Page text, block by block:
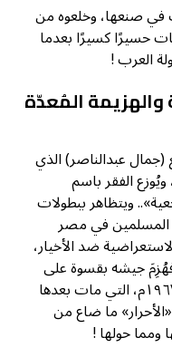
في صنعها، وخلعوه من
حسيرًا كسيرًا بعدما
العرب !
والهزيمة المُعدّة
عبدالناصر) الذي
الفقر باسم
ويتظاهر ببطولات
المسلمين في مصر
ضد الأخيار،
فهُزِمَ جيشه بقسوة على
أيديهم في حرب فضيحة النكسة عام ١٩٦٧م، التي مات بعدها
ما ضاع من
حولها !